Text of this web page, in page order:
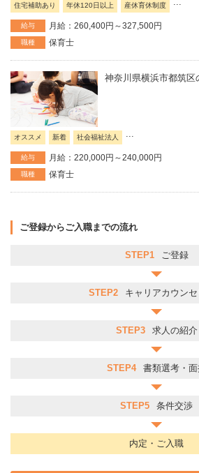
住宅補助あり 年休120日以上 産休育休制度
給与 月給：260,400円～327,500円
職種 保育士
神奈川県横浜市都筑区
オススメ 新着 社会福祉法人
給与 月給：220,000円～240,000円
職種 保育士
ご登録からご入職までの流れ
STEP1 ご登録
STEP2 キャリアカウン
STEP3 求人の紹介
STEP4 書類選考・面
STEP5 条件交渉
内定・ご入職